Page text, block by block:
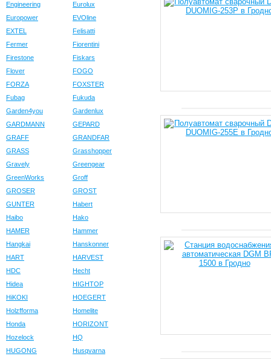
Engineering
Eurolux
Europower
EVOline
EXTEL
Felisatti
Fermer
Fiorentini
Firestone
Fiskars
Flover
FOGO
FORZA
FOXSTER
Fubag
Fukuda
Garden4you
Gardenlux
GARDMANN
GEPARD
GRAFF
GRANDFAR
GRASS
Grasshopper
Gravely
Greengear
GreenWorks
Groff
GROSER
GROST
GUNTER
Habert
Haibo
Hako
HAMER
Hammer
Hangkai
Hanskonner
HART
HARVEST
HDC
Hecht
Hidea
HIGHTOP
HiKOKI
HOEGERT
Holzfforma
Homelite
Honda
HORIZONT
Hozelock
HQ
HUGONG
Husqvarna